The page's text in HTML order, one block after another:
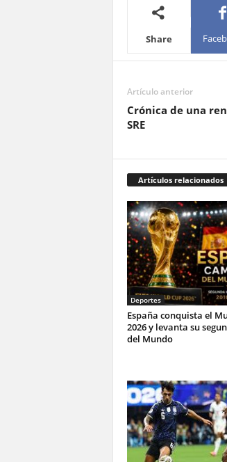
Share
Artículo anterior
Crónica de una
SRE
Artículos relacionados
Deportes
España conquista el
2026 y levanta su
del Mundo